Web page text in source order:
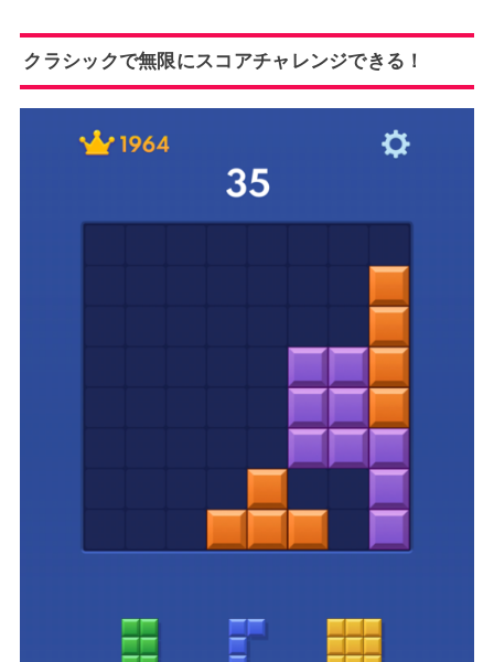
クラシックで無限にスコアチャレンジできる！